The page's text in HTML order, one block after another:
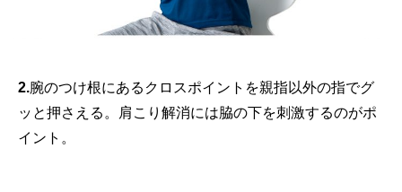
2.腕のつけ根にあるクロスポイントを親指以外の指でグ
ッと押さえる。肩こり解消には脇の下を刺激するのがポ
イント。